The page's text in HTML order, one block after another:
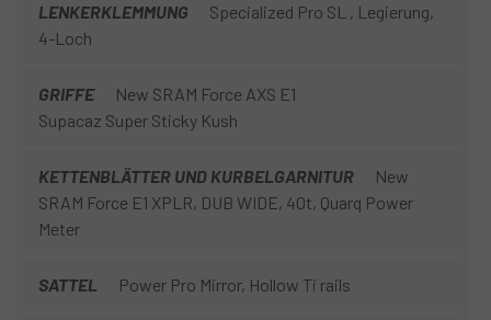
LENKERKLEMMUNG
Specialized Pro SL , Legierung,
4-Loch
GRIFFE
New SRAM Force AXS E1
Supacaz Super Sticky Kush
KETTENBLÄTTER UND KURBELGARNITUR
New
SRAM Force E1 XPLR, DUB WIDE, 40t, Quarq Power
Meter
SATTEL Power Pro Mirror, Hollow Ti rails